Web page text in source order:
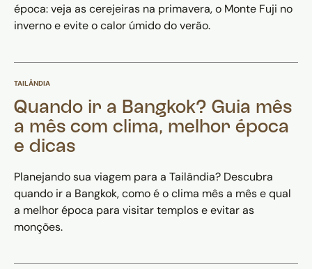
época: veja as cerejeiras na primavera, o Monte Fuji no
inverno e evite o calor úmido do verão.
TAILÂNDIA
Quando ir a Bangkok? Guia mês
a mês com clima, melhor época
e dicas
Planejando sua viagem para a Tailândia? Descubra
quando ir a Bangkok, como é o clima mês a mês e qual
a melhor época para visitar templos e evitar as
monções.